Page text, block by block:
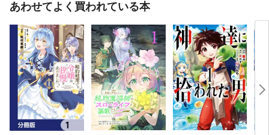
あわせてよく買われている本